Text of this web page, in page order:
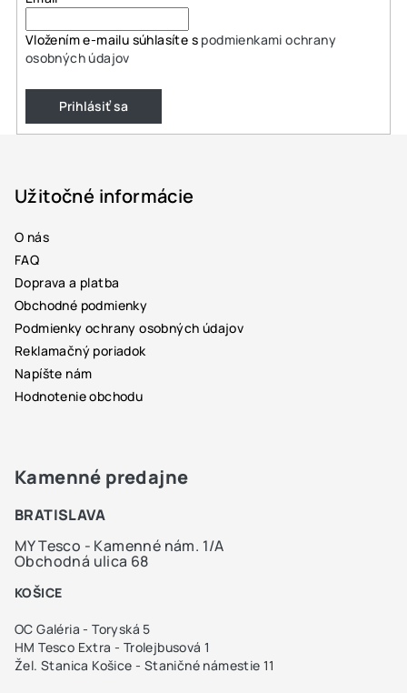
Vložením e-mailu súhlasíte s podmienkami ochrany
osobných údajov
Prihlásiť sa
Užitočné informácie
O nás
FAQ
Doprava a platba
Obchodné podmienky
Podmienky ochrany osobných údajov
Reklamačný poriadok
Napíšte nám
Hodnotenie obchodu
Kamenné predajne
BRATISLAVA
MY Tesco - Kamenné nám. 1/A
Obchodná ulica 68
KOŠICE
OC Galéria - Toryská 5
HM Tesco Extra - Trolejbusová 1
Žel. Stanica Košice - Staničné námestie 11